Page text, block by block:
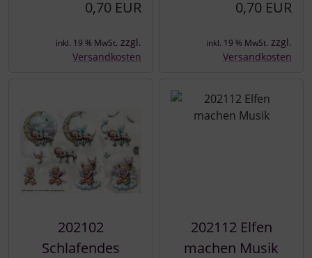
0,70 EUR
inkl. 19 % MwSt. zzgl.
Versandkosten
0,70 EUR
inkl. 19 % MwSt. zzgl.
Versandkosten
202102
Schlafendes
202112 Elfen
machen Musik